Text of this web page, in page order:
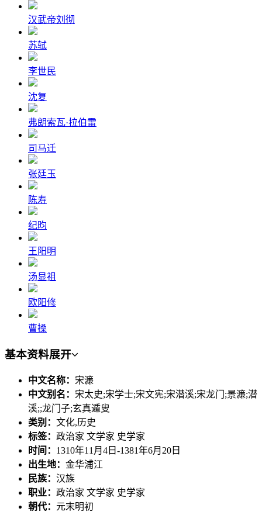
汉武帝刘彻
苏轼
李世民
沈复
弗朗索瓦·拉伯雷
司马迁
张廷玉
陈寿
纪昀
王阳明
汤显祖
欧阳修
曹操
基本资料展开
中文名称： 宋濂
中文别名： 宋太史;宋学士;宋文宪;宋潜溪;宋龙门;景濂;潜
溪;;龙门子;玄真遁叟
类别： 文化,历史
标签： 政治家 文学家 史学家
时间： 1310年11月4日-1381年6月20日
出生地： 金华浦江
民族： 汉族
职业： 政治家 文学家 史学家
朝代： 元末明初